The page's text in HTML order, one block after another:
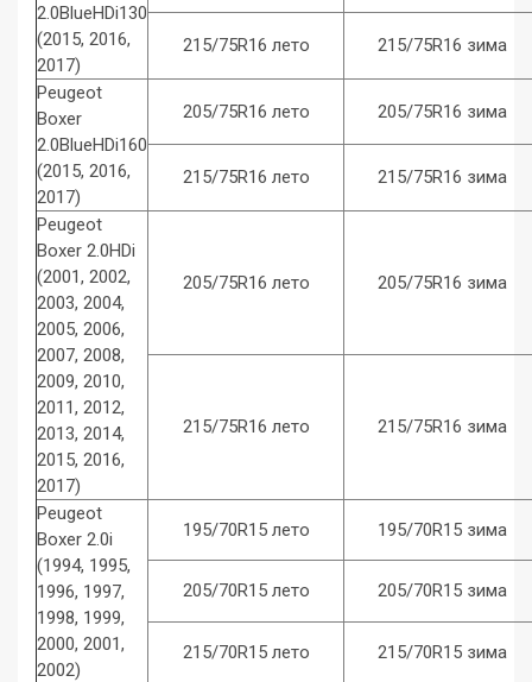
2.0BlueHDi130
(2015, 2016,
2017)
215/75R16 лето 215/75R16 зима
Peugeot
Boxer
2.0BlueHDi160
(2015, 2016,
2017)
205/75R16 лето 205/75R16 зима
215/75R16 лето 215/75R16 зима
Peugeot
Boxer 2.0HDi
(2001, 2002,
2003, 2004,
2005, 2006,
2007, 2008,
2009, 2010,
2011, 2012,
2013, 2014,
2015, 2016,
2017)
205/75R16 лето 205/75R16 зима
215/75R16 лето 215/75R16 зима
Peugeot
Boxer 2.0i
(1994, 1995,
1996, 1997,
1998, 1999,
2000, 2001,
2002)
195/70R15 лето 195/70R15 зима
205/70R15 лето 205/70R15 зима
215/70R15 лето 215/70R15 зима